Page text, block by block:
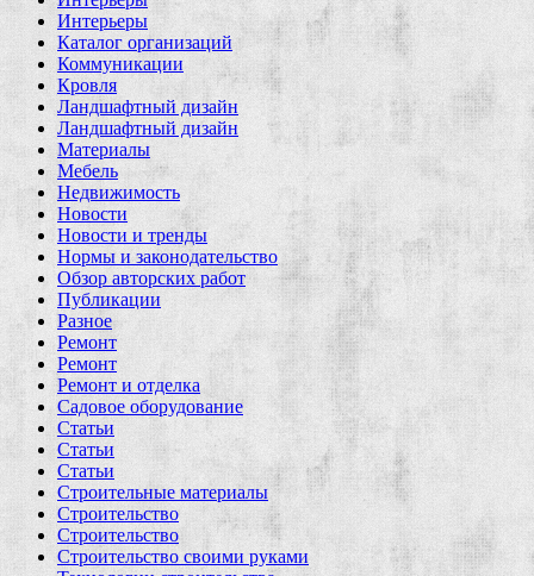
Интерьеры
Каталог организаций
Коммуникации
Кровля
Ландшафтный дизайн
Ландшафтный дизайн
Материалы
Мебель
Недвижимость
Новости
Новости и тренды
Нормы и законодательство
Обзор авторских работ
Публикации
Разное
Ремонт
Ремонт
Ремонт и отделка
Садовое оборудование
Статьи
Статьи
Статьи
Строительные материалы
Строительство
Строительство
Строительство своими руками